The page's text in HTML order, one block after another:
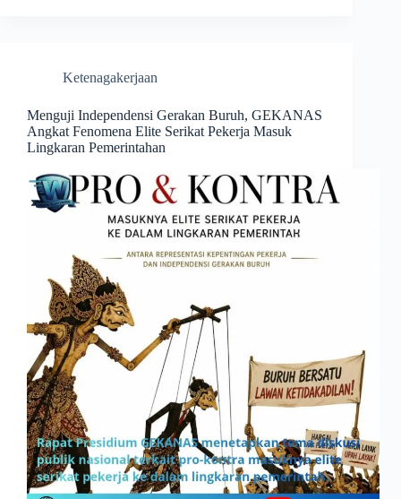
Ketenagakerjaan
Menguji Independensi Gerakan Buruh, GEKANAS
Angkat Fenomena Elite Serikat Pekerja Masuk
Lingkaran Pemerintahan